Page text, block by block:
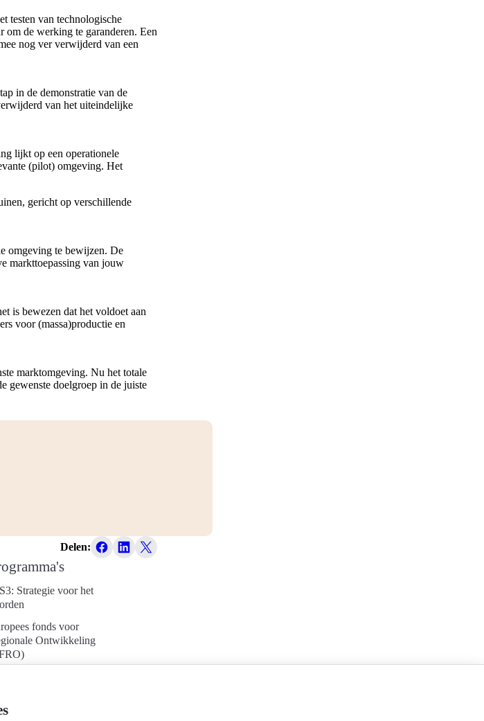
testen van technologische
om de werking te garanderen. Een
nog ver verwijderd van een
in de demonstratie van de
van het uiteindelijke
lijkt op een operationele
(pilot) omgeving. Het
gericht op verschillende
omgeving te bewijzen. De
markttoepassing van jouw
is bewezen dat het voldoet aan
voor (massa)productie en
marktomgeving. Nu het totale
gewenste doelgroep in de juiste
Delen:
Strategie voor het
fonds voor
Ontwikkeling